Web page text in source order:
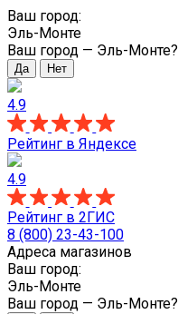
Ваш город:
Эль-Монте
Ваш город — Эль-Монте?
4.9
Рейтинг в Яндексе
4.9
Рейтинг в 2ГИС
8 (800) 23-43-100
Адреса магазинов
Ваш город:
Эль-Монте
Ваш город — Эль-Монте?